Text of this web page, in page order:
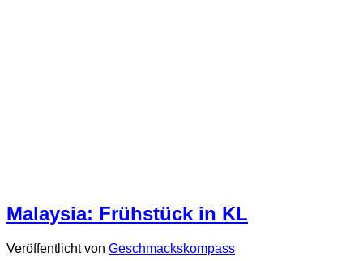
Malaysia: Frühstück in KL
Veröffentlicht von Geschmackskompass